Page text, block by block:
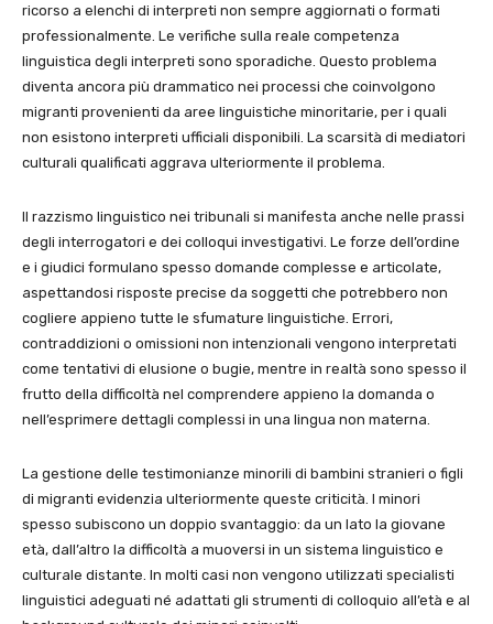
ricorso a elenchi di interpreti non sempre aggiornati o formati
professionalmente. Le verifiche sulla reale competenza
linguistica degli interpreti sono sporadiche. Questo problema
diventa ancora più drammatico nei processi che coinvolgono
migranti provenienti da aree linguistiche minoritarie, per i quali
non esistono interpreti ufficiali disponibili. La scarsità di mediatori
culturali qualificati aggrava ulteriormente il problema.
Il razzismo linguistico nei tribunali si manifesta anche nelle prassi
degli interrogatori e dei colloqui investigativi. Le forze dell’ordine
e i giudici formulano spesso domande complesse e articolate,
aspettandosi risposte precise da soggetti che potrebbero non
cogliere appieno tutte le sfumature linguistiche. Errori,
contraddizioni o omissioni non intenzionali vengono interpretati
come tentativi di elusione o bugie, mentre in realtà sono spesso il
frutto della difficoltà nel comprendere appieno la domanda o
nell’esprimere dettagli complessi in una lingua non materna.
La gestione delle testimonianze minorili di bambini stranieri o figli
di migranti evidenzia ulteriormente queste criticità. I minori
spesso subiscono un doppio svantaggio: da un lato la giovane
età, dall’altro la difficoltà a muoversi in un sistema linguistico e
culturale distante. In molti casi non vengono utilizzati specialisti
linguistici adeguati né adattati gli strumenti di colloquio all’età e al